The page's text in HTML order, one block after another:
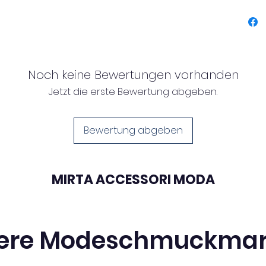
Ob
Noch keine Bewertungen vorhanden
Jetzt die erste Bewertung abgeben.
Bewertung abgeben
MIRTA ACCESSORI MODA